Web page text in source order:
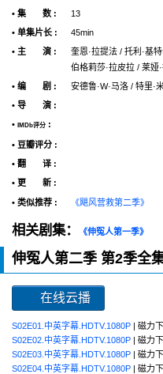
• 集 数 :
13
• 单集片长 :
45min
• 主 演 :
奎恩·拉提法 / 托利·基
伯格莉莎·拉皮拉 / 莱娅
• 编 剧 :
安德鲁·W·马洛 / 特里·
• 导 演 :
•
IMDb评分 :
• 豆瓣评分 :
• 翻 译 :
• 更 新 :
• 类似推荐 : 《飓风营救第二季》
相关剧集： 《伸冤人第一季》
伸冤人第二季 第2季全
在线云播
S02E01.中英字幕.HDTV.1080P | 磁力
S02E02.中英字幕.HDTV.1080P | 磁力
S02E03.中英字幕.HDTV.1080P | 磁力
S02E04.中英字幕.HDTV.1080P | 磁力